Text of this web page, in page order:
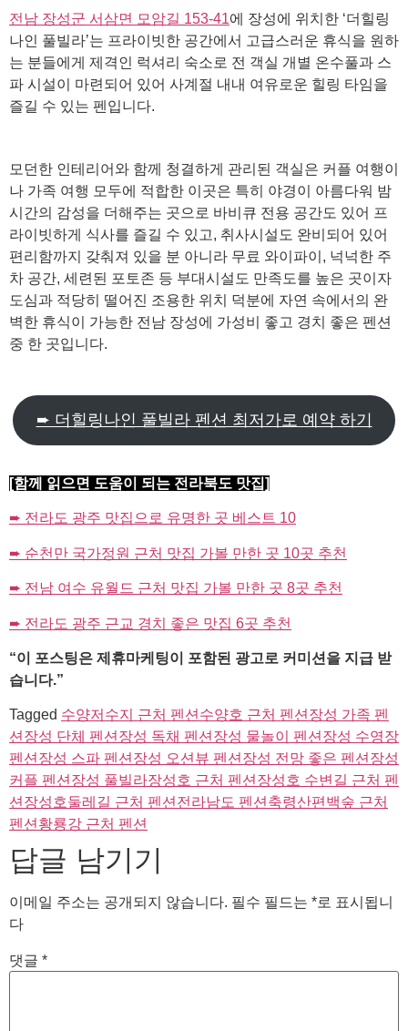
전남 장성군 서삼면 모암길 153-41에 장성에 위치한 ‘더힐링
나인 풀빌라’는 프라이빗한 공간에서 고급스러운 휴식을 원하
는 분들에게 제격인 럭셔리 숙소로 전 객실 개별 온수풀과 스
파 시설이 마련되어 있어 사계절 내내 여유로운 힐링 타임을
즐길 수 있는 펜입니다.
모던한 인테리어와 함께 청결하게 관리된 객실은 커플 여행이
나 가족 여행 모두에 적합한 이곳은 특히 야경이 아름다워 밤
시간의 감성을 더해주는 곳으로 바비큐 전용 공간도 있어 프
라이빗하게 식사를 즐길 수 있고, 취사시설도 완비되어 있어
편리함까지 갖춰져 있을 분 아니라 무료 와이파이, 넉넉한 주
차 공간, 세련된 포토존 등 부대시설도 만족도를 높은 곳이자
도심과 적당히 떨어진 조용한 위치 덕분에 자연 속에서의 완
벽한 휴식이 가능한 전남 장성에 가성비 좋고 경치 좋은 펜션
중 한 곳입니다.
➨ 더힐링나인 풀빌라 펜션 최저가로 예약 하기
[함께 읽으면 도움이 되는 전라북도 맛집]
➨ 전라도 광주 맛집으로 유명한 곳 베스트 10
➨ 순천만 국가정원 근처 맛집 가볼 만한 곳 10곳 추천
➨ 전남 여수 유월드 근처 맛집 가볼 만한 곳 8곳 추천
➨ 전라도 광주 근교 경치 좋은 맛집 6곳 추천
“이 포스팅은 제휴마케팅이 포함된 광고로 커미션을 지급 받
습니다.”
Tagged 수양저수지 근처 펜션 수양호 근처 펜션 장성 가족 펜
션 장성 단체 펜션 장성 독채 펜션 장성 물놀이 펜션 장성 수영장
펜션 장성 스파 펜션 장성 오션뷰 펜션 장성 전망 좋은 펜션 장성
커플 펜션 장성 풀빌라장성호 근처 펜션 장성호 수변길 근처 펜
션 장성호둘레길 근처 펜션 전라남도 펜션 축령산편백숲 근처
펜션 황룡강 근처 펜션
답글 남기기
이메일 주소는 공개되지 않습니다. 필수 필드는 *로 표시됩니
다
댓글 *